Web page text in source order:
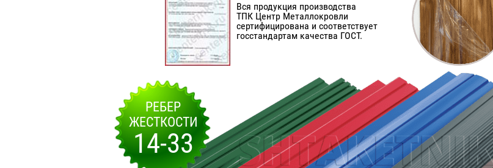
Вся продукция производства
ТПК Центр Металлокровли
сертифицирована и соответствует
госстандартам качества ГОСТ.
РЕБЕР
ЖЕСТКОСТИ
14-33